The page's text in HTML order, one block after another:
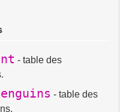
- table des
- table des